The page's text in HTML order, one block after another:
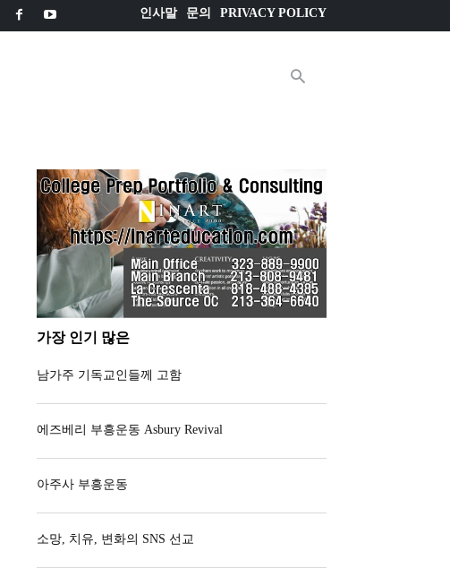
인사말 문의 PRIVACY POLICY
가장 인기 많은
남가주 기독교인들께 고함
에즈베리 부흥운동 Asbury Revival
아주사 부흥운동
소망, 치유, 변화의 SNS 선교